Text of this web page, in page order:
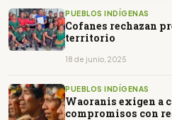
PUEBLOS INDÍGENAS
Cofanes rechazan
territorio
18 de junio, 2025
PUEBLOS INDÍGENAS
Waoranis exigen a
compromisos con